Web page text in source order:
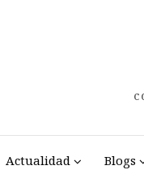
Actualidad Blogs